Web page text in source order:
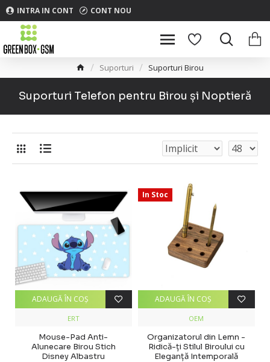
INTRA IN CONT CONT NOU
Suporturi Suporturi Birou
Suporturi Telefon pentru Birou și Noptieră
ERT
Mouse-Pad Anti-
Alunecare Birou Stich
Disney Albastru
ADAUGĂ ÎN COŞ
In Stoc
OEM
Organizatorul din Lemn -
Ridică-ți Stilul Biroului cu
Eleganță Intemporală
ADAUGĂ ÎN COŞ